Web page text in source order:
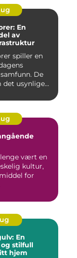
En
av
spiller en
De
usynlige...
vært en
kultur,
for
En
stilfull
hjem